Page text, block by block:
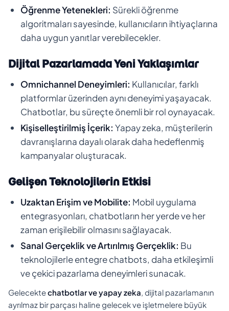
Öğrenme Yetenekleri: Sürekli öğrenme
algoritmaları sayesinde, kullanıcıların ihtiyaçlarına
daha uygun yanıtlar verebilecekler.
Dijital Pazarlamada Yeni Yaklaşımlar
Omnichannel Deneyimleri: Kullanıcılar, farklı
platformlar üzerinden aynı deneyimi yaşayacak.
Chatbotlar, bu süreçte önemli bir rol oynayacak.
Kişiselleştirilmiş İçerik: Yapay zeka, müşterilerin
davranışlarına dayalı olarak daha hedeflenmiş
kampanyalar oluşturacak.
Gelişen Teknolojilerin Etkisi
Uzaktan Erişim ve Mobilite: Mobil uygulama
entegrasyonları, chatbotların her yerde ve her
zaman erişilebilir olmasını sağlayacak.
Sanal Gerçeklik ve Artırılmış Gerçeklik: Bu
teknolojilerle entegre chatbots, daha etkileşimli
ve çekici pazarlama deneyimleri sunacak.
Gelecektechatbotlar ve yapay zeka, dijital pazarlamanın
ayrılmaz bir parçası haline gelecek ve işletmelere büyük